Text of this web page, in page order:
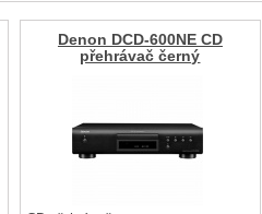
Denon DCD-600NE CD
přehrávač černý